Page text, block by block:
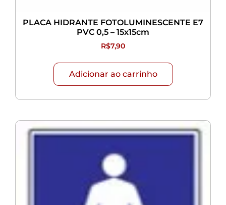
PLACA HIDRANTE FOTOLUMINESCENTE E7
PVC 0,5 – 15x15cm
R$7,90
Adicionar ao carrinho